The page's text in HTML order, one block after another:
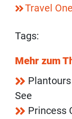
Travel One
Tags:
Mehr zum
See
Princess